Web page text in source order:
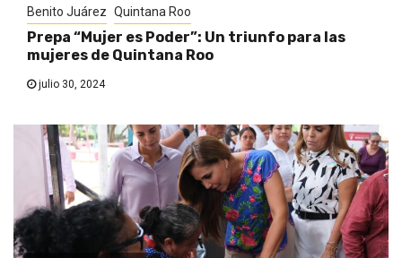
Benito Juárez Quintana Roo
Prepa “Mujer es Poder”: Un triunfo para las
mujeres de Quintana Roo
julio 30, 2024